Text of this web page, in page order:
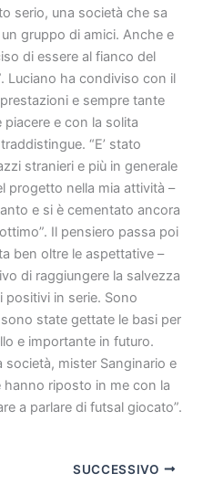
serio, una società che sa
gruppo di amici. Anche e
di essere al fianco del
Luciano ha condiviso con il
e sempre tante
e con la solita
“E’ stato
stranieri e più in generale
progetto nella mia attività –
e si è cementato ancora
Il pensiero passa poi
ben oltre le aspettative –
di raggiungere la salvezza
positivi in serie. Sono
state gettate le basi per
e importante in futuro.
società, mister Sanginario e
riposto in me con la
a parlare di futsal giocato”.
SUCCESSIVO